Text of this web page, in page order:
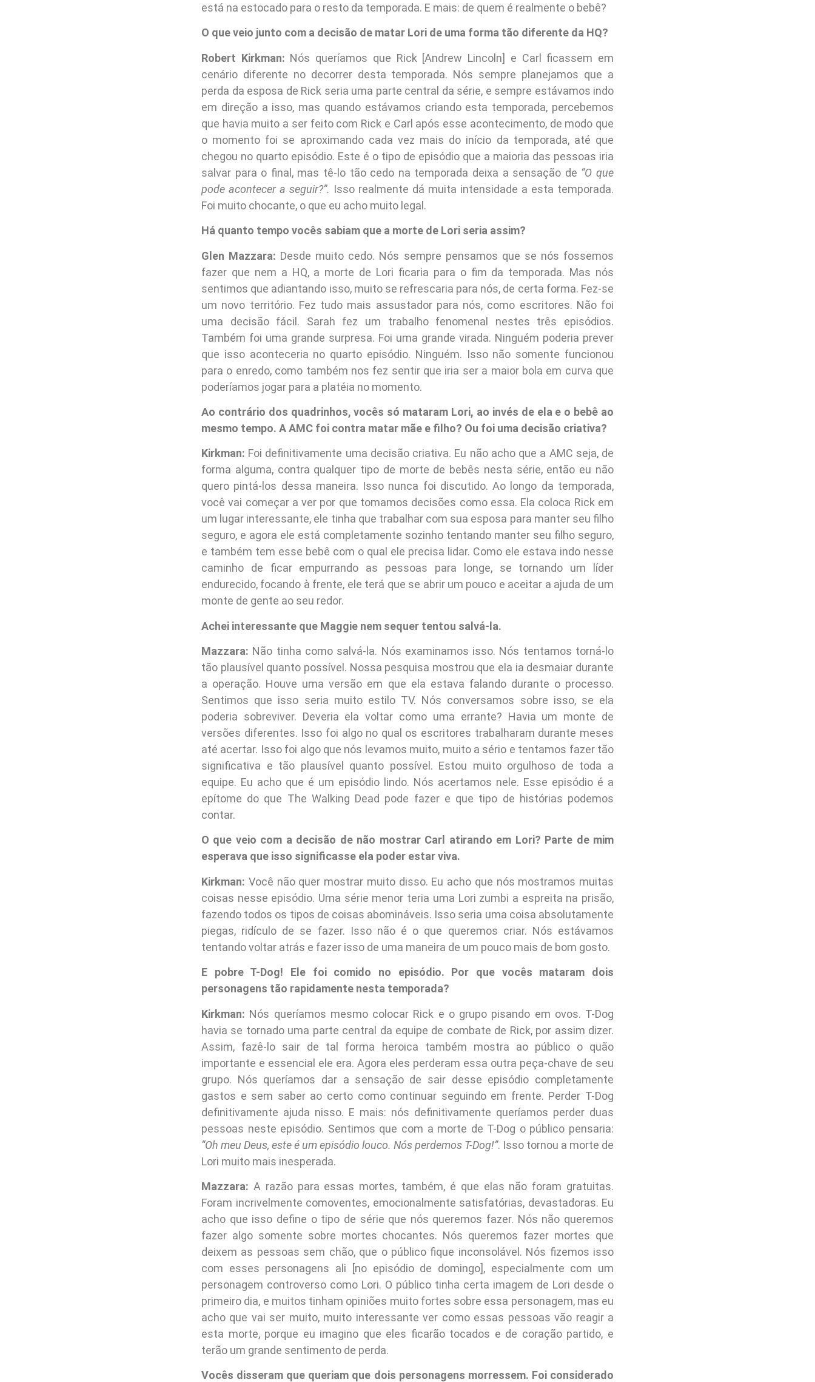
está na estocado para o resto da temporada. E mais: de quem é realmente o bebê?
O que veio junto com a decisão de matar Lori de uma forma tão diferente da HQ?
Robert Kirkman: Nós queríamos que Rick [Andrew Lincoln] e Carl ficassem em
cenário diferente no decorrer desta temporada. Nós sempre planejamos que a
perda da esposa de Rick seria uma parte central da série, e sempre estávamos indo
em direção a isso, mas quando estávamos criando esta temporada, percebemos
que havia muito a ser feito com Rick e Carl após esse acontecimento, de modo que
o momento foi se aproximando cada vez mais do início da temporada, até que
chegou no quarto episódio. Este é o tipo de episódio que a maioria das pessoas iria
salvar para o final, mas tê-lo tão cedo na temporada deixa a sensação de “O que
pode acontecer a seguir?”. Isso realmente dá muita intensidade a esta temporada.
Foi muito chocante, o que eu acho muito legal.
Há quanto tempo vocês sabiam que a morte de Lori seria assim?
Glen Mazzara: Desde muito cedo. Nós sempre pensamos que se nós fossemos
fazer que nem a HQ, a morte de Lori ficaria para o fim da temporada. Mas nós
sentimos que adiantando isso, muito se refrescaria para nós, de certa forma. Fez-se
um novo território. Fez tudo mais assustador para nós, como escritores. Não foi
uma decisão fácil. Sarah fez um trabalho fenomenal nestes três episódios.
Também foi uma grande surpresa. Foi uma grande virada. Ninguém poderia prever
que isso aconteceria no quarto episódio. Ninguém. Isso não somente funcionou
para o enredo, como também nos fez sentir que iria ser a maior bola em curva que
poderíamos jogar para a platéia no momento.
Ao contrário dos quadrinhos, vocês só mataram Lori, ao invés de ela e o bebê ao
mesmo tempo. A AMC foi contra matar mãe e filho? Ou foi uma decisão criativa?
Kirkman: Foi definitivamente uma decisão criativa. Eu não acho que a AMC seja, de
forma alguma, contra qualquer tipo de morte de bebês nesta série, então eu não
quero pintá-los dessa maneira. Isso nunca foi discutido. Ao longo da temporada,
você vai começar a ver por que tomamos decisões como essa. Ela coloca Rick em
um lugar interessante, ele tinha que trabalhar com sua esposa para manter seu filho
seguro, e agora ele está completamente sozinho tentando manter seu filho seguro,
e também tem esse bebê com o qual ele precisa lidar. Como ele estava indo nesse
caminho de ficar empurrando as pessoas para longe, se tornando um líder
endurecido, focando à frente, ele terá que se abrir um pouco e aceitar a ajuda de um
monte de gente ao seu redor.
Achei interessante que Maggie nem sequer tentou salvá-la.
Mazzara: Não tinha como salvá-la. Nós examinamos isso. Nós tentamos torná-lo
tão plausível quanto possível. Nossa pesquisa mostrou que ela ia desmaiar durante
a operação. Houve uma versão em que ela estava falando durante o processo.
Sentimos que isso seria muito estilo TV. Nós conversamos sobre isso, se ela
poderia sobreviver. Deveria ela voltar como uma errante? Havia um monte de
versões diferentes. Isso foi algo no qual os escritores trabalharam durante meses
até acertar. Isso foi algo que nós levamos muito, muito a sério e tentamos fazer tão
significativa e tão plausível quanto possível. Estou muito orgulhoso de toda a
equipe. Eu acho que é um episódio lindo. Nós acertamos nele. Esse episódio é a
epítome do que The Walking Dead pode fazer e que tipo de histórias podemos
contar.
O que veio com a decisão de não mostrar Carl atirando em Lori? Parte de mim
esperava que isso significasse ela poder estar viva.
Kirkman: Você não quer mostrar muito disso. Eu acho que nós mostramos muitas
coisas nesse episódio. Uma série menor teria uma Lori zumbi a espreita na prisão,
fazendo todos os tipos de coisas abomináveis. Isso seria uma coisa absolutamente
piegas, ridículo de se fazer. Isso não é o que queremos criar. Nós estávamos
tentando voltar atrás e fazer isso de uma maneira de um pouco mais de bom gosto.
E pobre T-Dog! Ele foi comido no episódio. Por que vocês mataram dois
personagens tão rapidamente nesta temporada?
Kirkman: Nós queríamos mesmo colocar Rick e o grupo pisando em ovos. T-Dog
havia se tornado uma parte central da equipe de combate de Rick, por assim dizer.
Assim, fazê-lo sair de tal forma heroica também mostra ao público o quão
importante e essencial ele era. Agora eles perderam essa outra peça-chave de seu
grupo. Nós queríamos dar a sensação de sair desse episódio completamente
gastos e sem saber ao certo como continuar seguindo em frente. Perder T-Dog
definitivamente ajuda nisso. E mais: nós definitivamente queríamos perder duas
pessoas neste episódio. Sentimos que com a morte de T-Dog o público pensaria:
“Oh meu Deus, este é um episódio louco. Nós perdemos T-Dog!”. Isso tornou a morte de
Lori muito mais inesperada.
Mazzara: A razão para essas mortes, também, é que elas não foram gratuitas.
Foram incrivelmente comoventes, emocionalmente satisfatórias, devastadoras. Eu
acho que isso define o tipo de série que nós queremos fazer. Nós não queremos
fazer algo somente sobre mortes chocantes. Nós queremos fazer mortes que
deixem as pessoas sem chão, que o público fique inconsolável. Nós fizemos isso
com esses personagens ali [no episódio de domingo], especialmente com um
personagem controverso como Lori. O público tinha certa imagem de Lori desde o
primeiro dia, e muitos tinham opiniões muito fortes sobre essa personagem, mas eu
acho que vai ser muito, muito interessante ver como essas pessoas vão reagir a
esta morte, porque eu imagino que eles ficarão tocados e de coração partido, e
terão um grande sentimento de perda.
Vocês disseram que queriam que dois personagens morressem. Foi considerado